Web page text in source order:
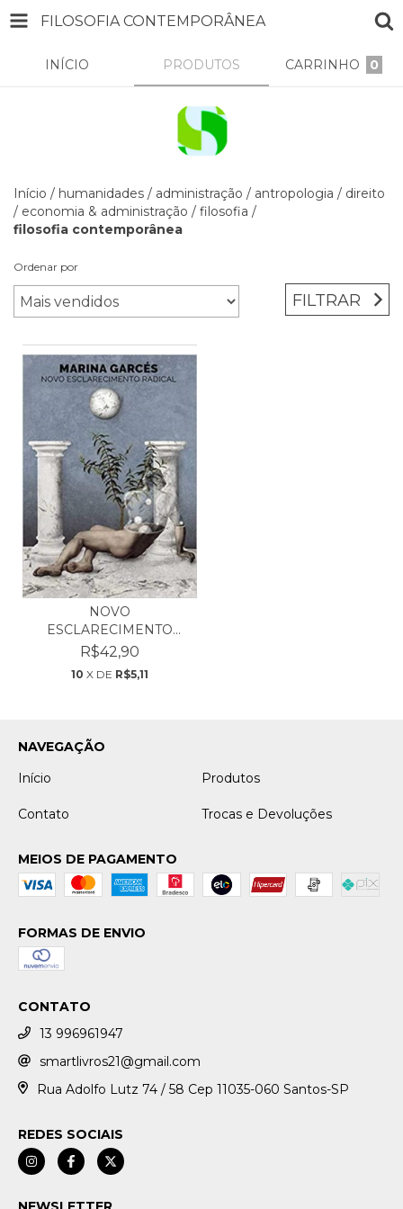
FILOSOFIA CONTEMPORÂNEA
INÍCIO PRODUTOS CARRINHO 0
Início / humanidades / administração / antropologia / direito
/ economia & administração / filosofia /
filosofia contemporânea
Ordenar por
FILTRAR
NOVO
ESCLARECIMENTO
RADICAL - MARINA
GAR...
R$42,90
10 X DE R$5,11
NAVEGAÇÃO
Início
Produtos
Contato Trocas e Devoluções
MEIOS DE PAGAMENTO
FORMAS DE ENVIO
CONTATO
13 996961947
smartlivros21@gmail.com
Rua Adolfo Lutz 74 / 58 Cep 11035-060 Santos-SP
REDES SOCIAIS